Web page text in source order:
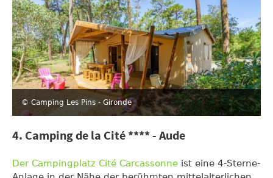
© Camping Les Pins - Gironde
4. Camping de la Cité **** - Aude
Der Campingplatz Cité Carcassonne ist eine 4-Sterne-